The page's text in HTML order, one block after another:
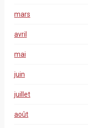
mars
avril
mai
juin
juillet
août